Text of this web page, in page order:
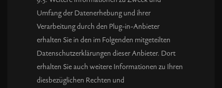
Umfang der Datenerhebung und ihrer
Verarbeitung durch den Plug-in-Anbieter
erhalten Sie in den im Folgenden mitgeteilten
Datenschutzerklärungen dieser Anbieter. Dort
erhalten Sie auch weitere Informationen zu Ihren
diesbezüglichen Rechten und